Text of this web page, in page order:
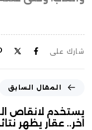
شارك على
المقال السابق
يستخدم لانقاص
اخر.. عقار يظهر